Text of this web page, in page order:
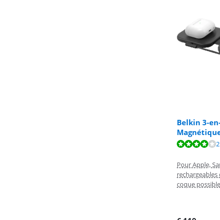
Belkin 3-
La note est de
Pour Apple,
coque possible
La note est de